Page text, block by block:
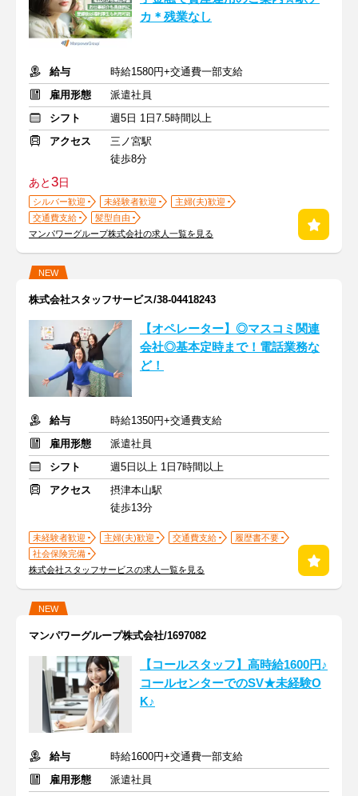
カ＊残業なし
給与
時給1580円+交通費一部支給
雇用形態
派遣社員
シフト
週5日 1日7.5時間以上
アクセス
三ノ宮駅
徒歩8分
あと3日
シルバー歓迎 未経験者歓迎
主婦(夫)歓迎
交通費支給
髪型自由
マンパワーグループ株式会社の求人一覧を見る
NEW
株式会社スタッフサービス/38-04418243
【オペレーター】◎マスコミ関連
会社◎基本定時まで！電話業務な
ど！
給与
時給1350円+交通費支給
雇用形態
派遣社員
シフト
週5日以上 1日7時間以上
アクセス
摂津本山駅
徒歩13分
未経験者歓迎 主婦(夫)歓迎 交通費支給
履歴書不要
社会保険完備
株式会社スタッフサービスの求人一覧を見る
NEW
マンパワーグループ株式会社/1697082
【コールスタッフ】高時給1600円♪
コールセンターでのSV★未経験O
K♪
給与
時給1600円+交通費一部支給
雇用形態
派遣社員